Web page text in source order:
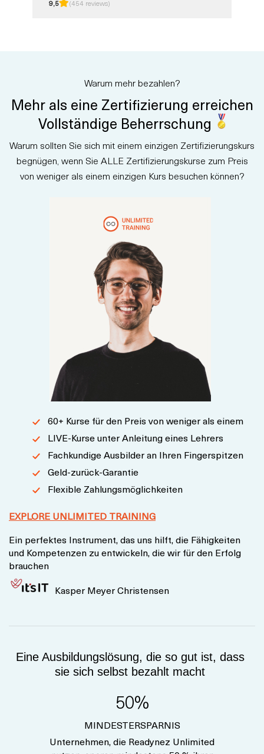
vermittelt Grundlagen zu
Datenschutzes kennen. Diese
Schulung bereitet Sie auf das
Certified: Security, Compliance,
and Identity Fundamentals"
Zertifizierung vor.
9,5 (454 reviews)
Warum mehr bezahlen?
Mehr als eine Zertifizierung erreichen
Vollständige Beherrschung
Warum sollten Sie sich mit einem einzigen Zertifizierungskurs
begnügen, wenn Sie ALLE Zertifizierungskurse zum Preis
von weniger als einem einzigen Kurs besuchen können?
60+ Kurse für den Preis von weniger als einem
LIVE-Kurse unter Anleitung eines Lehrers
Fachkundige Ausbilder an Ihren Fingerspitzen
Geld-zurück-Garantie
Flexible Zahlungsmöglichkeiten
EXPLORE UNLIMITED TRAINING
Ein perfektes Instrument, das uns hilft, die Fähigkeiten
und Kompetenzen zu entwickeln, die wir für den Erfolg
brauchen
Kasper Meyer Christensen
Eine Ausbildungslösung, die so gut ist, dass
sie sich selbst bezahlt macht
50%
MINDESTERSPARNIS
Unternehmen, die Readynez Unlimited